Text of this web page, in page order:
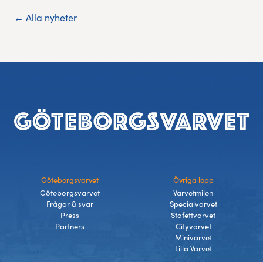
← Alla nyheter
Sidfot
Göteborgsvarvet
Göteborgsvarvet
Frågor & svar
Press
Partners
Övriga lopp
Varvetmilen
Specialvarvet
Stafettvarvet
Cityvarvet
Minivarvet
Lilla Varvet